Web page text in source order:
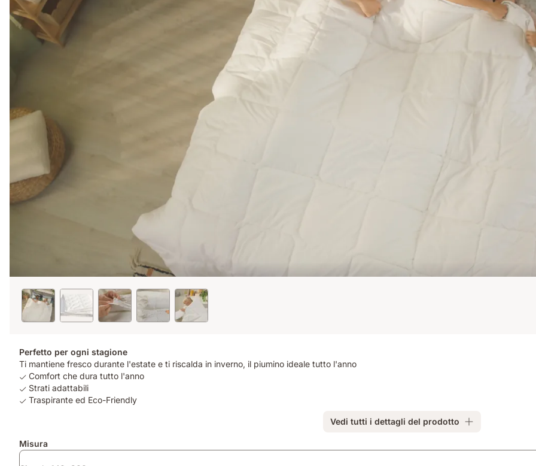
Perfetto per ogni stagione
Ti mantiene fresco durante l'estate e ti riscalda in inverno, il piumino ideale tutto l'anno
Comfort che dura tutto l'anno
Strati adattabili
Traspirante ed Eco-Friendly
Vedi tutti i dettagli del prodotto
Prodotti
aggiuntivi
Misura